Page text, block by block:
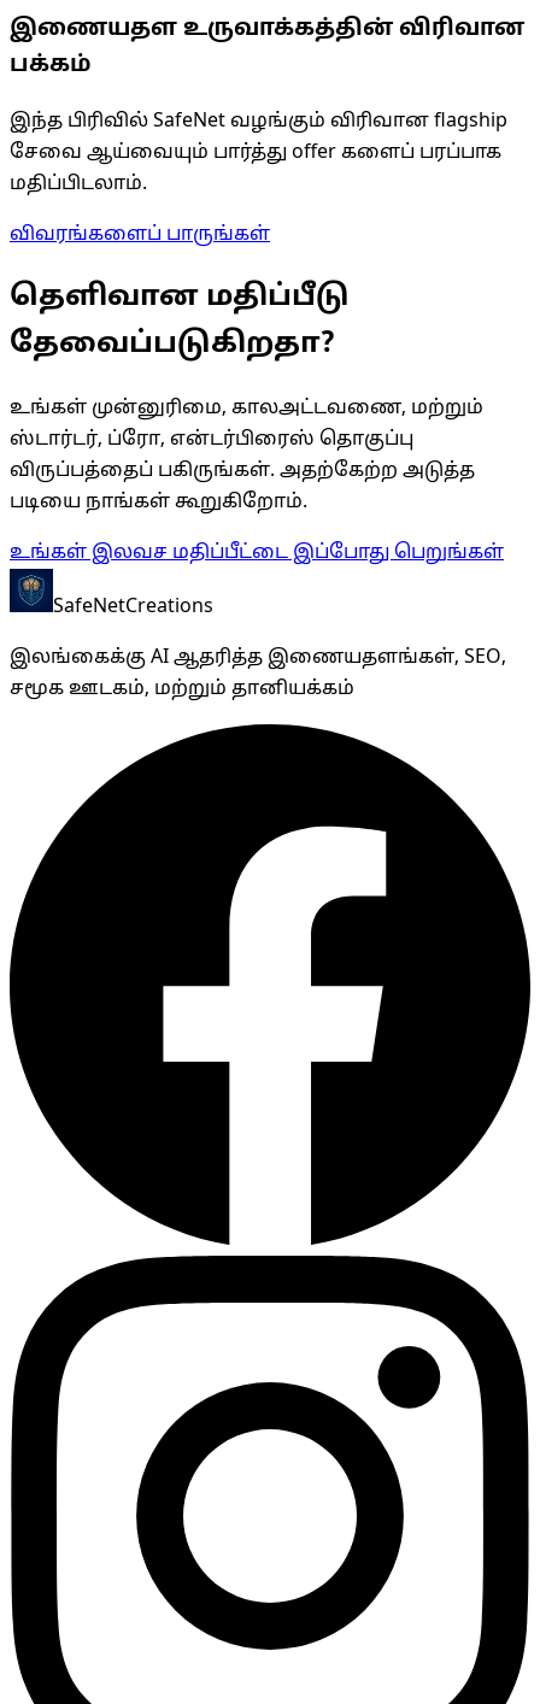
இணையதள உருவாக்கத்தின் விரிவான
பக்கம்
இந்த பிரிவில் SafeNet வழங்கும் விரிவான flagship
சேவை ஆய்வையும் பார்த்து offer களைப் பரப்பாக
மதிப்பிடலாம்.
விவரங்களைப் பாருங்கள்
தெளிவான மதிப்பீடு
தேவைப்படுகிறதா?
உங்கள் முன்னுரிமை, காலஅட்டவணை, மற்றும்
ஸ்டார்டர், ப்ரோ, என்டர்பிரைஸ் தொகுப்பு
விருப்பத்தைப் பகிருங்கள். அதற்கேற்ற அடுத்த
படியை நாங்கள் கூறுகிறோம்.
உங்கள் இலவச மதிப்பீட்டை இப்போது பெறுங்கள்
SafeNetCreations
இலங்கைக்கு AI ஆதரித்த இணையதளங்கள், SEO,
சமூக ஊடகம், மற்றும் தானியக்கம்